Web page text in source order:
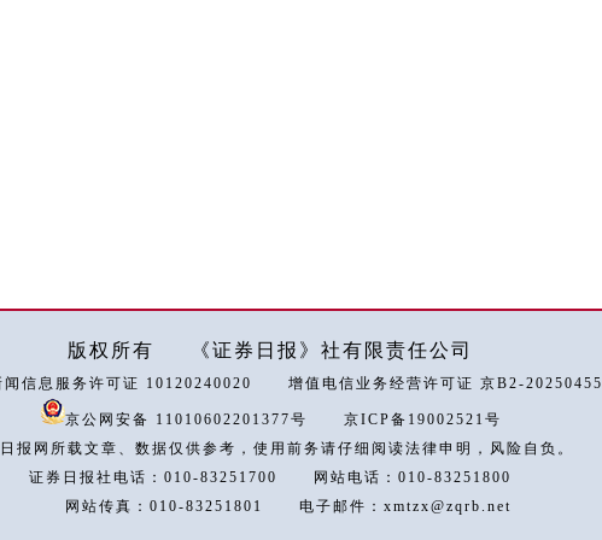
版权所有 《证券日报》社有限责任公司
闻信息服务许可证 10120240020 增值电信业务经营许可证 京B2-20250455
京公网安备 11010602201377号
京ICP备19002521号
报网所载文章、数据仅供参考，使用前务请仔细阅读法律申明，风险自负。
证券日报社电话：010-83251700
网站电话：010-83251800
网站传真：010-83251801
电子邮件：xmtzx@zqrb.net